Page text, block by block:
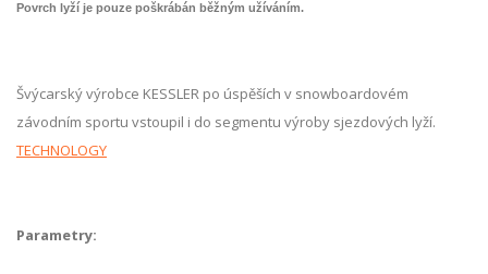
Povrch lyží je pouze poškrábán běžným užíváním.
Švýcarský výrobce KESSLER po úspěších v snowboardovém
závodním sportu vstoupil i do segmentu výroby sjezdových lyží.
TECHNOLOGY
Parametry: